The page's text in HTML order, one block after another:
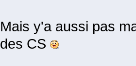
Mais y'a aussi pas
des CS